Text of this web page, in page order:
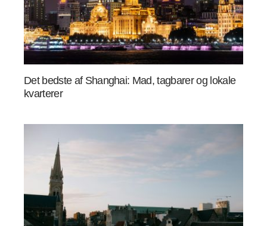
Det bedste af Shanghai: Mad, tagbarer og lokale
kvarterer